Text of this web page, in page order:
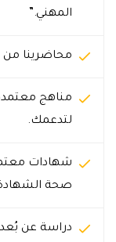
المهني.”
محاضرينا من
مناهج
لتدعمك.
شهادات
صحة
دراسة عن